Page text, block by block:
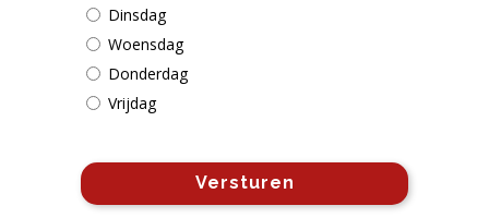
Dinsdag
Woensdag
Donderdag
Vrijdag